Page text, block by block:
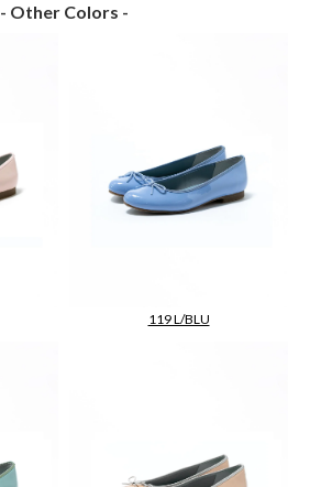
- Other Colors -
119 L/BLU